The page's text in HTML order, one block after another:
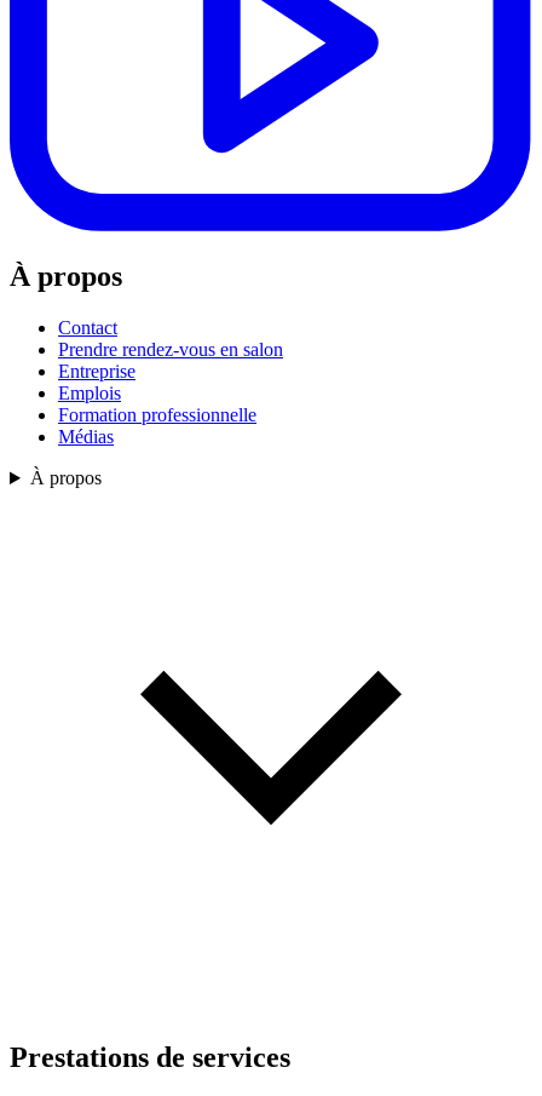
À propos
Contact
Prendre rendez-vous en salon
Entreprise
Emplois
Formation professionnelle
Médias
À propos
Prestations de services